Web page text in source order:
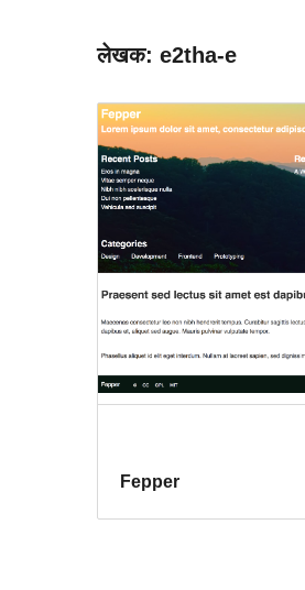
लेखक: e2tha-e
Fepper